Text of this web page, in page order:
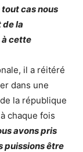
cas nous
de la
à cette
il a réitéré
dans une
la république
chaque fois
avons pris
puissions être